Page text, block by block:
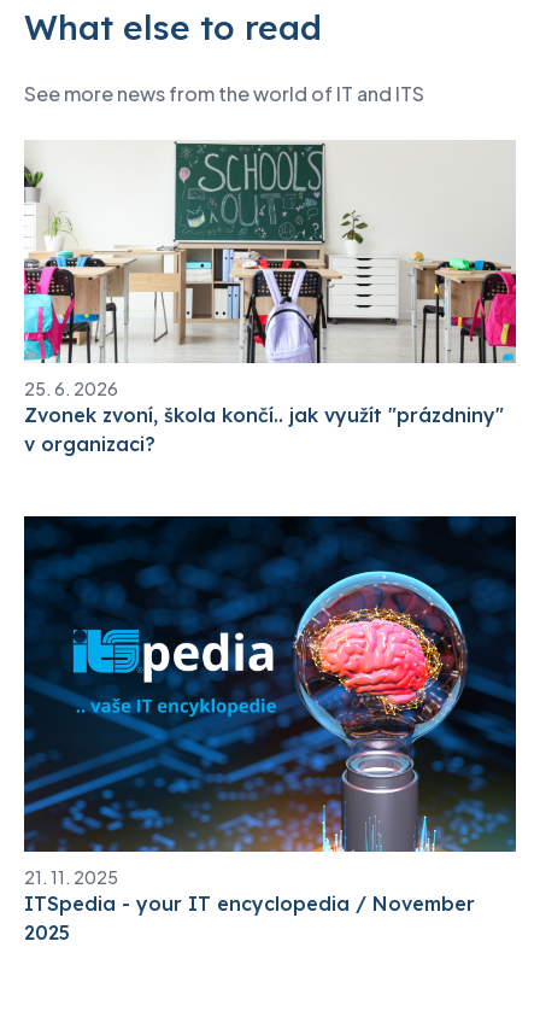
What else to read
See more news from the world of IT and ITS
25. 6. 2026
Zvonek zvoní, škola končí.. jak využít "prázdniny"
v organizaci?
21. 11. 2025
ITSpedia - your IT encyclopedia / November
2025